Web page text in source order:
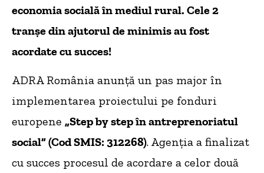
economia socială în mediul rural. Cele 2
tranșe din ajutorul de minimis au fost
acordate cu succes!
ADRA România anunță un pas major în
implementarea proiectului pe fonduri
europene „Step by step în antreprenoriatul
social” (Cod SMIS: 312268). Agenția a finalizat
cu succes procesul de acordare a celor două